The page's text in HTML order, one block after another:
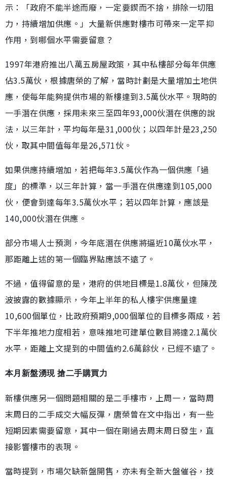
示：「政府不能半途而廢，一定要鍥而不捨，排除一切阻
力，持續增加供應。」大量新供應對樓市可帶來一定平抑
作用，到哪個水平需要留意？
1997年港府推出八萬五房屋政策，其中私樓部分每年供應
佔3.5萬伙，根據唐榮的了解，當時計劃是大量增加土地供
應，使每年能夠提供市場的新樓達到3.5萬伙水平。現時的
一手潛在供應，採用未來三至四年93,000伙潛在供應的說
法，以三年計，平均每年是31,000伙；以四年計是23,250
伙，取其中間值每年是26,571伙。
如果供應持續增加，若把每年3.5萬伙作為一個供應「過
度」的標準，以三年計算，當一手潛在供應達到105,000
伙，便會到達每年3.5萬伙水平；若以四年計算，應該是
140,000伙潛在供應。
部分市場人士預測，今年底潛在供應將逼近10萬伙水平，
那距離上述的第一個臨界點應該不遠了。
不過，值得留意的是，港府的供地目標是1.8萬伙，但陳茂
波披露的數據顯示，今年上半年的私人樓宇供應量達
10,600個單位，比政府預期9,000個單位的目標多兩成，若
下半年推地力度相若，意味推地可建單位數目將達2.1萬伙
水平，距離上文提到的中間值約2.6萬餘伙，已經不遠了。
本月新盤湧現 搶二手購買力
新樓供應另一個問題相關的是二手樓市，上周一，當時周
末周日的二手成交大幅反彈，唐榮曾在文中指出，有一些
短期因素需要留意，其中一個在剛過去周末周日發生，直
接影響樓市的表現。
當時提到，市場欠缺新盤開售，亦未有全新大盤催谷，技